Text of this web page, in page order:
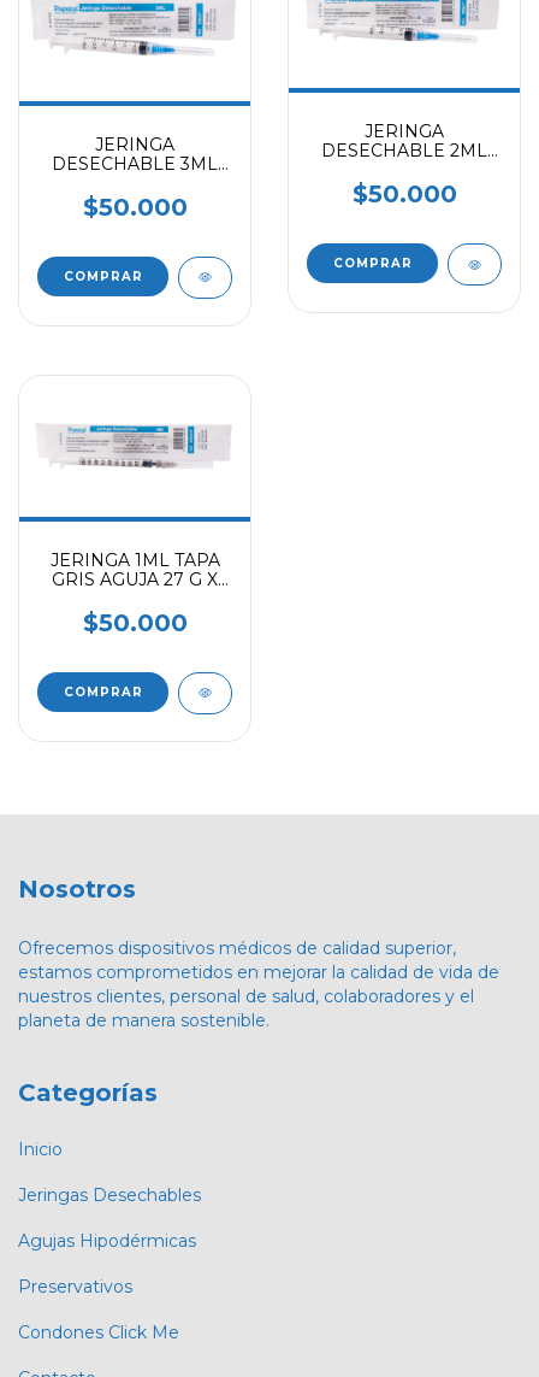
JERINGA
DESECHABLE 3ML
(CAJAX100)
$50.000
JERINGA
DESECHABLE 2ML
(CAJAX100)
$50.000
JERINGA 1ML TAPA
GRIS AGUJA 27 G X
$50.000
Nosotros
Ofrecemos dispositivos médicos de calidad superior,
estamos comprometidos en mejorar la calidad de vida de
nuestros clientes, personal de salud, colaboradores y el
planeta de manera sostenible.
Categorías
Inicio
Jeringas Desechables
Agujas Hipodérmicas
Preservativos
Condones Click Me